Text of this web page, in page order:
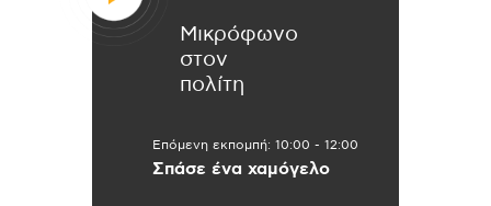
Μικρόφωνο
στον
πολίτη
Επόμενη εκπομπή: 10:00 - 12:00
Σπάσε ένα χαμόγελο